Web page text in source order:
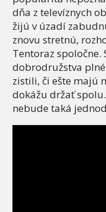
dňa z televíznych
žijú v úzadí
znovu stretnú,
Tentoraz
dobrodružstva
zistili, či ešte majú
dokážu držať
nebude taká